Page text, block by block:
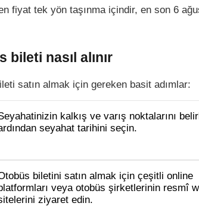
fiyat tek yön taşınma içindir, en son 6
bileti nasıl alınır
satın almak için gereken basit adımlar:
kalkış ve varış noktalarını
seyahat tarihini seçin.
biletini satın almak için çeşitli online
veya otobüs şirketlerinin resmî
ziyaret edin.